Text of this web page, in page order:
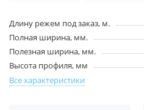
Длину режем под заказ, м.
Полная ширина, мм.
Полезная ширина, мм.
Высота профиля, мм
Все характеристики